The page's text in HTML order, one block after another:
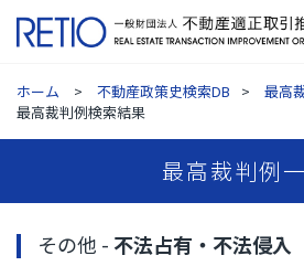
ホーム 不動産政策史検索DB
最高
最高裁判例検索結果
最高裁判例
その他 - 不法占有・不法侵入